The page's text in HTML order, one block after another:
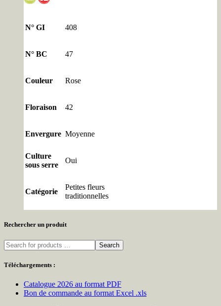
N° GI 408
N° BC 47
Couleur Rose
Floraison 42
Envergure Moyenne
Culture
sous serre
Oui
Catégorie
Petites fleurs
traditionnelles
Rechercher un produit
Search
Téléchargements :
Catalogue 2026 au format PDF
Bon de commande au format Excel .xls